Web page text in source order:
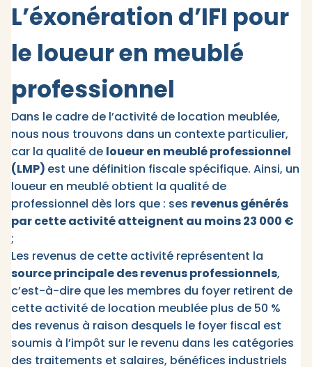
L’éxonération d’IFI pour
le loueur en meublé
professionnel
Dans le cadre de l’activité de location meublée,
nous nous trouvons dans un contexte particulier,
car la qualité de loueur en meublé professionnel
(LMP) est une définition fiscale spécifique. Ainsi, un
loueur en meublé obtient la qualité de
professionnel dès lors que : ses revenus générés
par cette activité atteignent au moins 23 000 €
;
Les revenus de cette activité représentent la
source principale des revenus professionnels,
c’est-à-dire que les membres du foyer retirent de
cette activité de location meublée plus de 50 %
des revenus à raison desquels le foyer fiscal est
soumis à l’impôt sur le revenu dans les catégories
des traitements et salaires, bénéfices industriels